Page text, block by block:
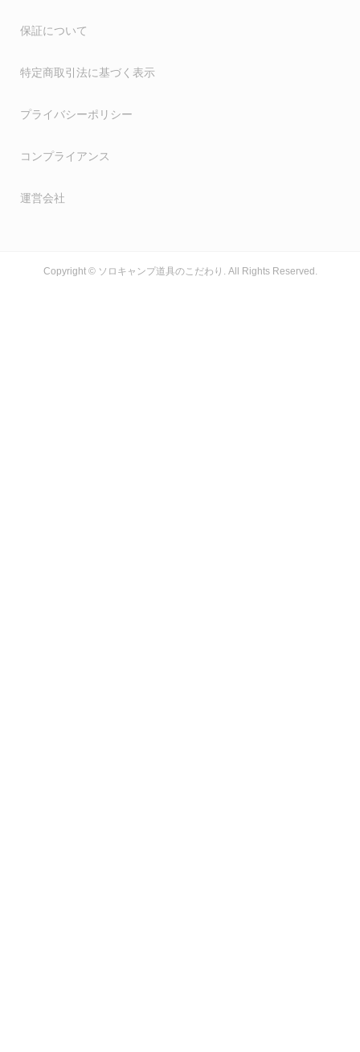
保証について
特定商取引法に基づく表示
プライバシーポリシー
コンプライアンス
運営会社
Copyright ©ソロキャンプ道具のこだわり. All Rights Reserved.